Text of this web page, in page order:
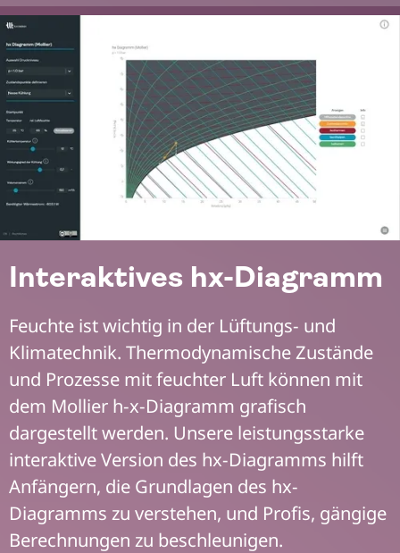
Interaktives hx-Diagramm
Feuchte ist wichtig in der Lüftungs- und
Klimatechnik. Thermodynamische Zustände
und Prozesse mit feuchter Luft können mit
dem Mollier h-x-Diagramm grafisch
dargestellt werden. Unsere leistungsstarke
interaktive Version des hx-Diagramms hilft
Anfängern, die Grundlagen des hx-
Diagramms zu verstehen, und Profis, gängige
Berechnungen zu beschleunigen.